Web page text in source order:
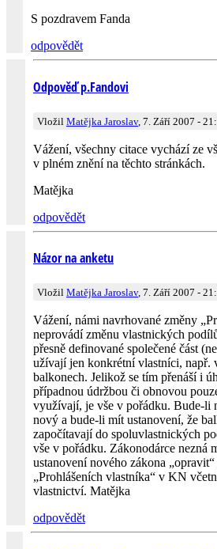
S pozdravem Fanda
odpovědět
Odpověď p.Fandovi
Vložil Matějka Jaroslav, 7. Září 2007 -
Vážení, všechny citace vychází ze
v plném znění na těchto stránkách.
Matějka
odpovědět
Názor na anketu
Vložil Matějka Jaroslav, 7. Září 2007 -
Vážení, námi navrhované změny
neprovádí změnu vlastnických
přesně definované společené část
užívají jen konkrétní vlastníci, např.
balkonech. Jelikož se tím přenáší i
případnou údržbou či obnovou
využívají, je vše v pořádku. Bude-li
nový a bude-li mít ustanovení, že
započítavají do spoluvlastnických
vše v pořádku. Zákonodárce nezná
ustanovení nového zákona
„Prohlášeních vlastníka“ v KN
vlastnictví. Matějka
odpovědět